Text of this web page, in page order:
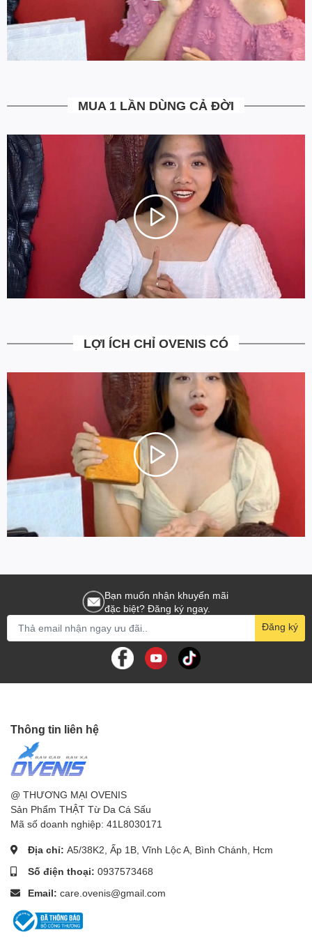
4. Được kiểm tra hàng không?
Bạn được quyền kiểm tra sản phẩm khi thanh toán để tránh nhận
hàng không ưng ý. Ngoài ra Ovenis còn có chính sách đổi trả
trong vòng 7 ngày kể từ ngày nhận hàng (Xem chi tiết).
Toàn bộ các đơn hàng từ 500k đều được Ovenis hỗ trợ giao hàng
bạn phải trả. Tặng thêm khách cũ với ưu đãi riêng, free ship đơn
từ 0đ.
6. Vì sao cam kết Giá Tốt Nhất?
Chúng tôi chọn cách tối ưu chi phí như không phân phối qua
trung gian, không cửa hàng để giảm chi phí vận hành (hàng sản
xuất từ xưởng đóng gói và vận chuyển trực tiếp tới tay người sử
dụng). Tập trung vào cải thiện chất lượng sản phẩm và nâng cao
dịch vụ chăm sóc khách hàng.
MUA 1 LẦN DÙNG CẢ ĐỜI
LỢI ÍCH CHỈ OVENIS CÓ
Bạn muốn nhận khuyến mãi
đặc biệt? Đăng ký ngay.
Đăng ký
Thông tin liên hệ
@ THƯƠNG MẠI OVENIS
Sản Phẩm THẬT Từ Da Cá Sấu
Mã số doanh nghiệp: 41L8030171
Địa chỉ: A5/38K2, Ấp 1B, Vĩnh Lộc A, Bình Chánh, Hcm
Số điện thoại: 0937573468
Email: care.ovenis@gmail.com